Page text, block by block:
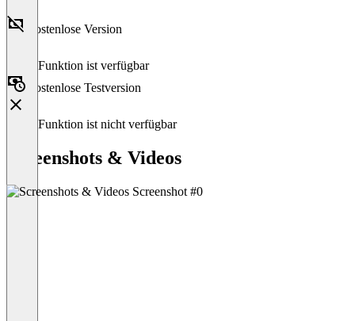
Kostenlose Version
Diese Funktion ist verfügbar
Kostenlose Testversion
Diese Funktion ist nicht verfügbar
Screenshots & Videos